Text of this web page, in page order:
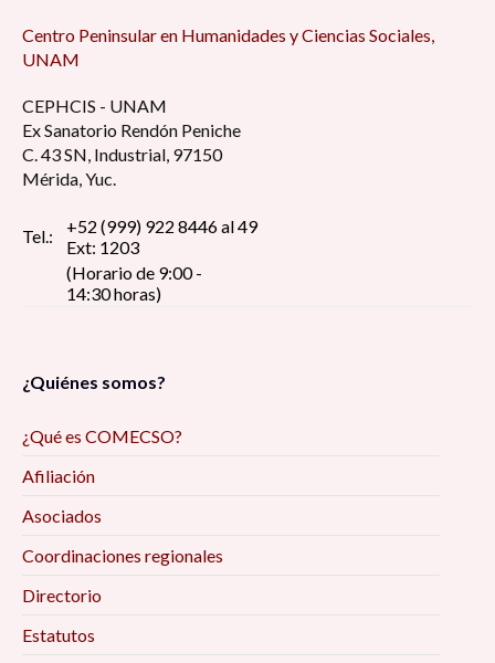
Centro Peninsular en Humanidades y Ciencias Sociales,
UNAM
CEPHCIS - UNAM
Ex Sanatorio Rendón Peniche
C. 43 SN, Industrial, 97150
Mérida, Yuc.
Tel.:
+52 (999) 922 8446 al 49
Ext: 1203
(Horario de 9:00 -
14:30 horas)
¿Quiénes somos?
¿Qué es COMECSO?
Afiliación
Asociados
Coordinaciones regionales
Directorio
Estatutos